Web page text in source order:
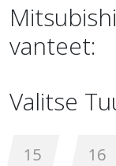
vanteet:
Valitse
15 16